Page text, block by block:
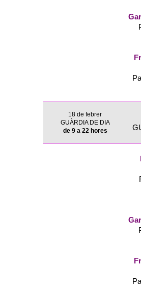
18 de febrer
GUÀRDIA DE DIA
de 9 a 22 hores